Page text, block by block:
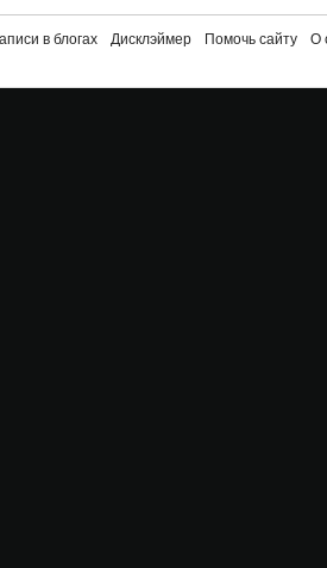
в блогах Дисклэймер Помочь сайту О